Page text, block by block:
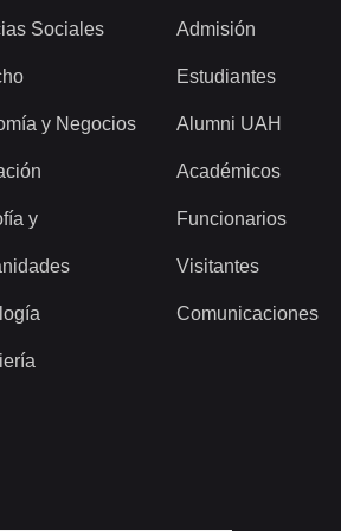
Sociales
y Negocios
y
Admisión
Estudiantes
Alumni UAH
Académicos
Funcionarios
Visitantes
Comunicaciones